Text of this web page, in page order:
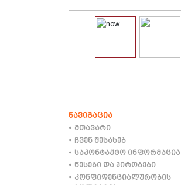
ნავიგაცია
მთავარი
ჩვენ შესახებ
საკონტაქტო ინფორმაცია
წესები და პირობები
კონფიდენციალურობის